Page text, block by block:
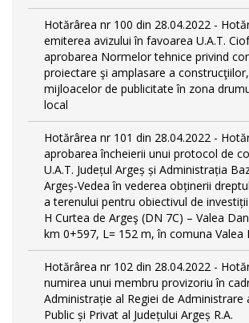
Hotărârea nr 100 din 28.04.2022 -
emiterea avizului în favoarea U.A.T.
aprobarea Normelor tehnice privind
proiectare şi amplasare a
mijloacelor de publicitate în zona
local
Hotărârea nr 101 din 28.04.2022 -
aprobarea încheierii unui protocol de
U.A.T. Județul Argeș și Administrația
Argeș-Vedea în vederea obținerii
a terenului pentru obiectivul de investiții
H Curtea de Argeş (DN 7C) – Valea
km 0+597, L= 152 m, în comuna Valea
Hotărârea nr 102 din 28.04.2022 -
numirea unui membru provizoriu în
Administrație al Regiei de Administrare
Public și Privat al Județului Argeș R.A.